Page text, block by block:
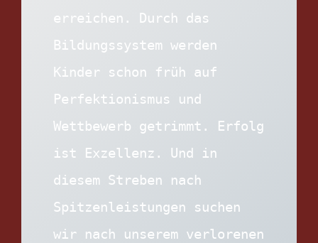
erreichen. Durch das
Bildungssystem werden
Kinder schon früh auf
Perfektionismus und
Wettbewerb getrimmt. Erfolg
ist Exzellenz. Und in
diesem Streben nach
Spitzenleistungen suchen
wir nach unserem verlorenen